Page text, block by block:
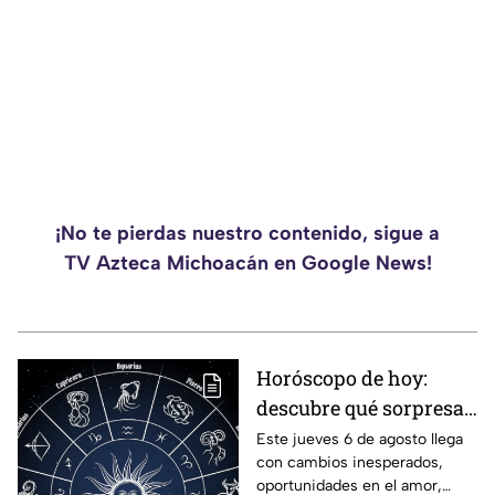
¡No te pierdas nuestro contenido, sigue a
TV Azteca Michoacán en Google News!
Horóscopo de hoy:
descubre qué sorpresa
le espera a tu signo este
jueves 6 de agosto
Este jueves 6 de agosto llega
con cambios inesperados,
oportunidades en el amor,